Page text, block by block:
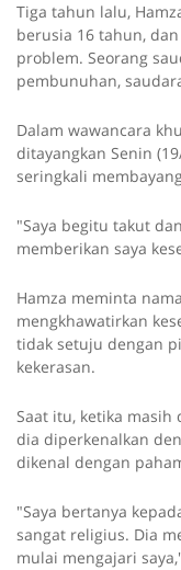
Tiga tahun lalu,
berusia 16 tahun,
problem. Seorang
pembunuhan,
Dalam wawancara
ditayangkan Senin
seringkali
"Saya begitu takut
memberikan saya
Hamza meminta
mengkhawatirkan
tidak setuju dengan
kekerasan.
Saat itu, ketika masih
dia diperkenalkan
dikenal dengan
"Saya bertanya
sangat religius. Dia
mulai mengajari